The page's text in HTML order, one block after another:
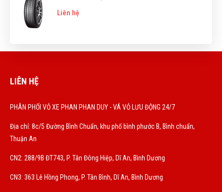
Liên hệ
LIÊN HỆ
PHÂN PHỐI VỎ XE PHAN PHAN DUY - VÁ VỎ LƯU ĐỘNG 24/7
Địa chỉ: 8c/5 Đường Bình Chuẩn, khu phố bình phước B, Bình chuẩn,
Thuận An
CN2: 288/9B ĐT743, P. Tân Đông Hiệp, Dĩ An, Bình Dương
CN3: 363 Lê Hồng Phong, P. Tân Bình, Dĩ An, Bình Dương